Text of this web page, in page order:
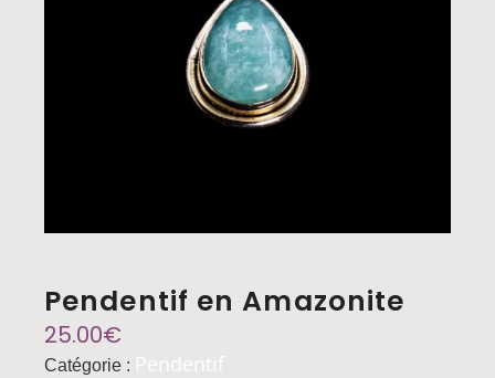
Pendentif en Amazonite
25.00€
Catégorie : Pendentif